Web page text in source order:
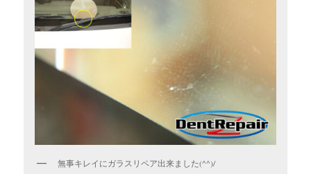
無事キレイにガラスリペア出来ました(^^)/